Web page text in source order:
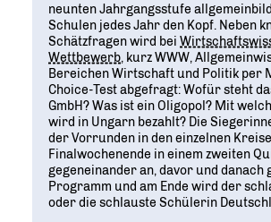
neunten Jahrgangsstufe
Schulen jedes Jahr den Kopf. Neben
Schätzfragen wird bei
Wettbewerb, kurz WWW,
Bereichen Wirtschaft und Politik per
Choice-Test abgefragt: Wofür steht
GmbH? Was ist ein Oligopol? Mit
wird in Ungarn bezahlt? Die
der Vorrunden in den einzelnen
Finalwochenende in einem zweiten
gegeneinander an, davor und danach
Programm und am Ende wird der
oder die schlauste Schülerin